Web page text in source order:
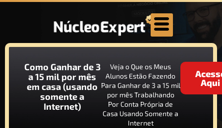
Como Ganhar de 3
a 15 mil por mês
em casa (usando
somente a
Internet)
Veja o Que os Meus
Alunos Estão Fazendo
Para Ganhar de 3 a 15 mil
por mês Trabalhando
Por Conta Própria de
Casa Usando Somente a
Internet
Aqui